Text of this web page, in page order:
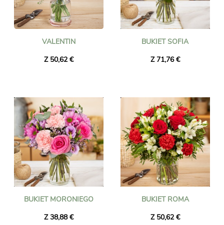
VALENTIN
Z 50,62 €
BUKIET SOFIA
Z 71,76 €
BUKIET MORONIEGO
Z 38,88 €
BUKIET ROMA
Z 50,62 €